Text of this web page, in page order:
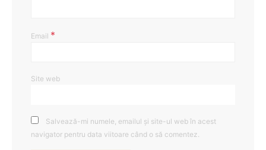
Email *
Site web
Salvează-mi numele, emailul și site-ul web în acest
navigator pentru data viitoare când o să comentez.